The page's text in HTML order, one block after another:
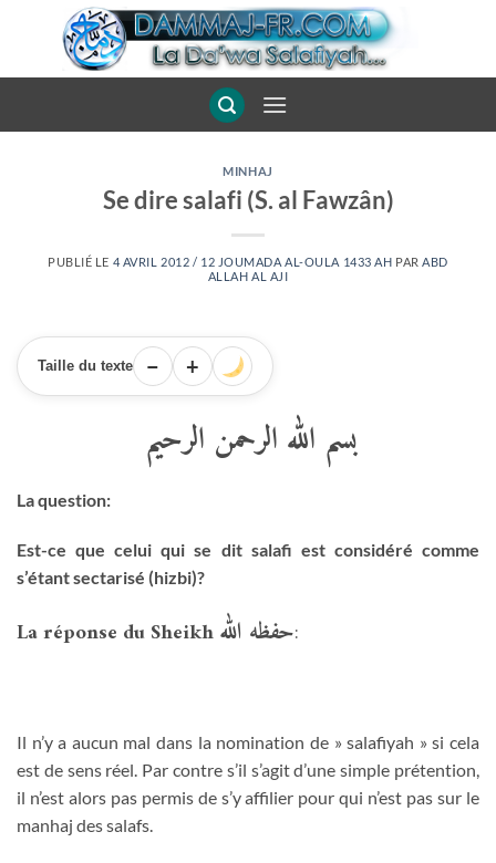
MINHAJ
Se dire salafi (S. al Fawzân)
PUBLIÉ LE 4 AVRIL 2012 / 12 JOUMADA AL-OULA 1433 AH PAR ABD
ALLAH AL AJI
Taille du texte − +
بسم الله الرحمن الرحيم
La question:
Est-ce que celui qui se dit salafi est considéré comme
s’étant sectarisé (hizbi)?
La réponse du Sheikhحفظه الله:
Il n’y a aucun mal dans la nomination de » salafiyah » si cela
est de sens réel. Par contre s’il s’agit d’une simple prétention,
il n’est alors pas permis de s’y affilier pour qui n’est pas sur le
manhaj des salafs.